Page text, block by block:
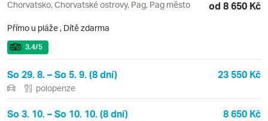
Chorvatsko, Chorvatské ostrovy, Pag, Pag město od 8 650 Kč
Přímo u pláže , Dítě zdarma
3.4/5
So 29. 8. – So 5. 9. (8 dní) 23 550 Kč
polopenze
So 3. 10. – So 10. 10. (8 dní) 8 650 Kč